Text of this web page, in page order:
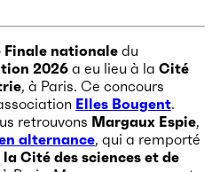
Finale nationaledu
2026 a eu lieu à la Cité
, à Paris. Ce concours
Elles Bougent.
retrouvons Margaux Espie,
alternance, qui a remporté
Cité des sciences et de